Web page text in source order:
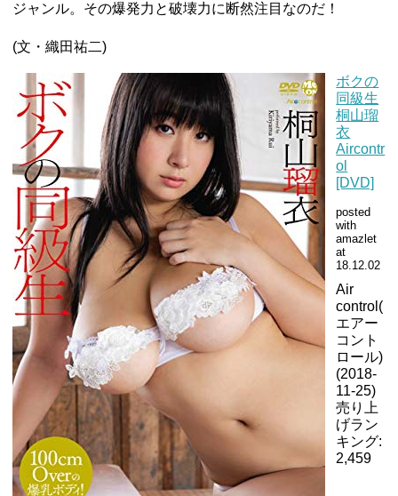
ジャンル。その爆発力と破壊力に断然注目なのだ！
(文・織田祐二)
ボクの
同級生
桐山瑠
衣
Aircontr
ol
[DVD]
posted
with
amazlet
at
18.12.02
Air
control(
エアー
コント
ロール)
(2018-
11-25)
売り上
げラン
キング:
2,459